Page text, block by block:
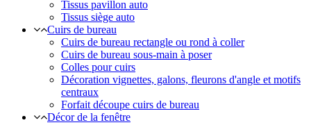
Tissus pavillon auto
Tissus siège auto
Cuirs de bureau
Cuirs de bureau rectangle ou rond à coller
Cuirs de bureau sous-main à poser
Colles pour cuirs
Décoration vignettes, galons, fleurons d'angle et motifs
centraux
Forfait découpe cuirs de bureau
Décor de la fenêtre